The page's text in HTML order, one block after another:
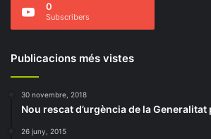
0
Subscribers
Publicacions més vistes
30 novembre, 2018
Nou rescat d’urgència de la Generalitat
26 juny, 2015